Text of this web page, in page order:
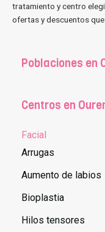
tratamiento y centro
ofertas y descuentos que
Poblaciones en
Centros en
Facial
Arrugas
Aumento de labios
Bioplastia
Hilos tensores